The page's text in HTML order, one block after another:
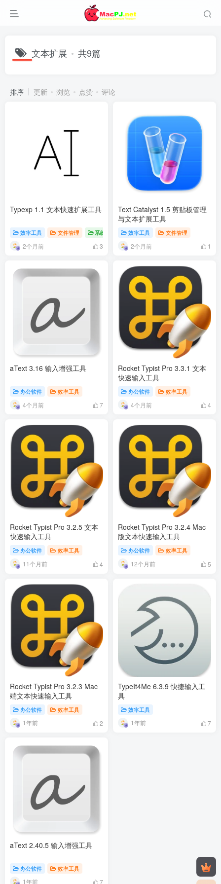
文本扩展 共9篇
排序 更新 浏览 点赞 评论
Typexp 1.1 文本快速扩展工具
效率工具 文件管理 系统工具
2个月前 3
Text Catalyst 1.5 剪贴板管理
与文本扩展工具
效率工具 文件管理
2个月前 1
aText 3.16 输入增强工具
办公软件 效率工具
4个月前 7
Rocket Typist Pro 3.3.1 文本
快速输入工具
办公软件 效率工具
4个月前 4
Rocket Typist Pro 3.2.5 文本
快速输入工具
办公软件 效率工具
11个月前 4
Rocket Typist Pro 3.2.4 Mac
版文本快速输入工具
办公软件 效率工具
12个月前 5
Rocket Typist Pro 3.2.3 Mac
端文本快速输入工具
办公软件 效率工具
1年前 2
TypeIt4Me 6.3.9 快捷输入工
具
效率工具
1年前 7
aText 2.40.5 输入增强工具
办公软件 效率工具
1年前 7